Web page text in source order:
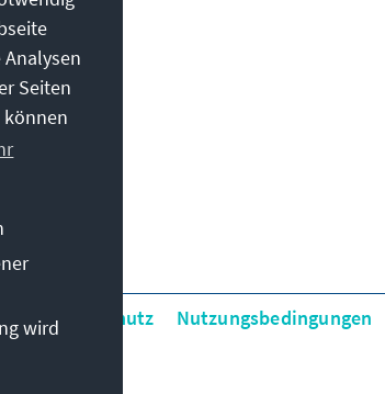
Datenschutz Nutzungsbedingungen
Seiten
können
wird